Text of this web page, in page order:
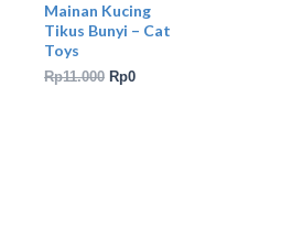
Mainan Kucing
Tikus Bunyi – Cat
Toys
Rp11.000 Rp0